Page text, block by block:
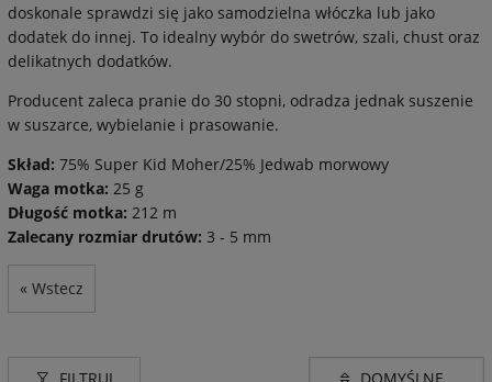
doskonale sprawdzi się jako samodzielna włóczka lub jako
dodatek do innej. To idealny wybór do swetrów, szali, chust oraz
delikatnych dodatków.
Producent zaleca pranie do 30 stopni, odradza jednak suszenie
w suszarce, wybielanie i prasowanie.
Skład: 75% Super Kid Moher/25% Jedwab morwowy
Waga motka: 25 g
Długość motka: 212 m
Zalecany rozmiar drutów: 3 - 5 mm
« Wstecz